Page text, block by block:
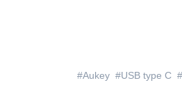
Aukey USB type C